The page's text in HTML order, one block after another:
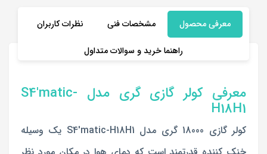
معرفی محصول مشخصات فنی نظرات کاربران
راهنما خرید و سوالات متداول
معرفی کولر گازی گری مدل S4'matic-
H18H1
کولر گازی 18000 گری مدل S4'matic-H18H1 یک وسیله